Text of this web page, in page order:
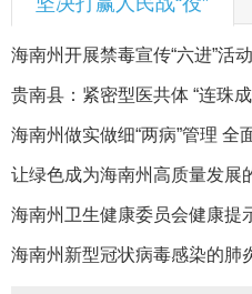
海南州开展禁毒宣传“六进”活动
贵南县：紧密型医共体 “连珠
健康保障网
海南州做实做细“两病”管理 全
得感 …
让绿色成为海南州高质量发展
海南州卫生健康委员会健康提
期）
海南州新型冠状病毒感染的肺